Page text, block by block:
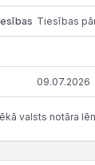
Tiesības
09.07.2026
valsts notāra